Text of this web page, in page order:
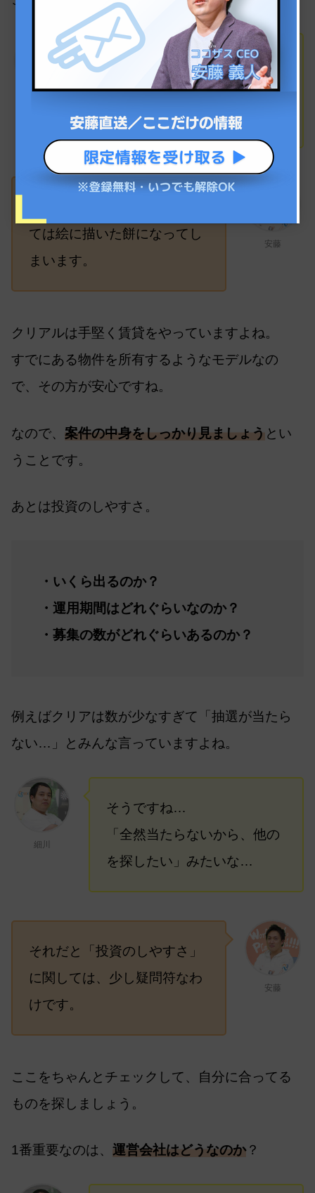
完成できるか？完成できない
のか？にかかってるみたいな
ところでしょうか…
安藤
ては絵に描いた餅になってし
まいます。
クリアルは手堅く賃貸をやっていますよね。
すでにある物件を所有するようなモデルなの
で、その方が安心ですね。
なので、 案件の中身をしっかり見ましょう とい
うことです。
あとは投資のしやすさ。
・いくら出るのか？
・運用期間はどれぐらいなのか？
・募集の数がどれぐらいあるのか？
例えばクリアは数が少なすぎて「抽選が当たら
ない…」とみんな言っていますよね。
細川
そうですね…
「全然当たらないから、他の
を探したい」みたいな…
安藤
それだと「投資のしやすさ」
に関しては、少し疑問符なわ
けです。
ここをちゃんとチェックして、自分に合ってる
ものを探しましょう。
1番重要なのは、 運営会社はどうなのか？